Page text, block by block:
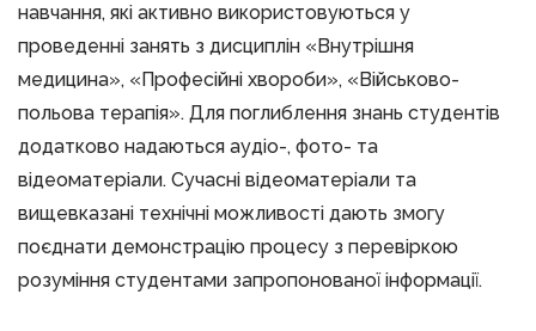
навчання, які активно використовуються у
проведенні занять з дисциплін «Внутрішня
медицина», «Професійні хвороби», «Військово-
польова терапія». Для поглиблення знань студентів
додатково надаються аудіо-, фото- та
відеоматеріали. Сучасні відеоматеріали та
вищевказані технічні можливості дають змогу
поєднати демонстрацію процесу з перевіркою
розуміння студентами запропонованої інформації.